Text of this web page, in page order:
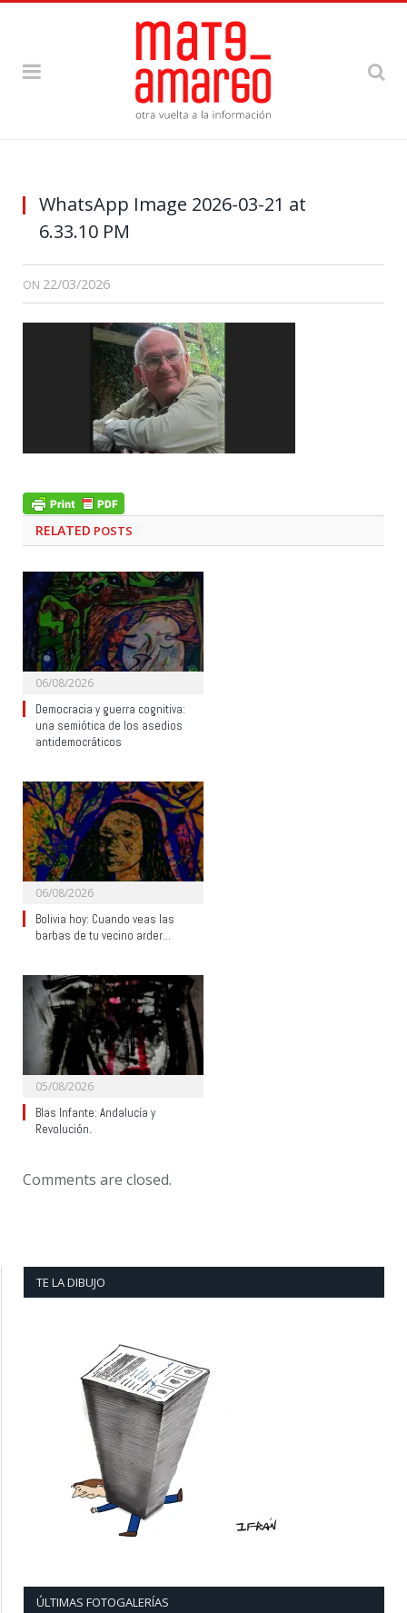
WhatsApp Image 2026-03-21 at
6.33.10 PM
ON 22/03/2026
RELATED POSTS
06/08/2026
Democracia y guerra cognitiva:
una semiótica de los asedios
antidemocráticos
06/08/2026
Bolivia hoy: Cuando veas las
barbas de tu vecino arder…
05/08/2026
Blas Infante: Andalucía y
Revolución.
Comments are closed.
TE LA DIBUJO
ÚLTIMAS FOTOGALERÍAS